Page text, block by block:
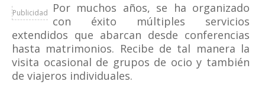
Publicidad
Por muchos años, se ha organizado
con éxito múltiples servicios
extendidos que abarcan desde conferencias
hasta matrimonios. Recibe de tal manera la
visita ocasional de grupos de ocio y también
de viajeros individuales.